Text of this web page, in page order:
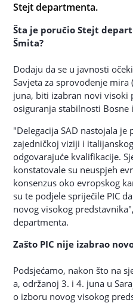
Stejt departmenta.
Šta je poručio Stejt
Šmita?
Dodaju da se u javnosti
Savjeta za sprovođenje mira
juna, biti izabran novi visoki
osiguranja stabilnosti Bosne
"Delegacija SAD nastojala je
zajedničkoj viziji i
odgovarajuće kvalifikacije.
konstatovale su neuspjeh
konsenzus oko evropskog
su te podjele spriječile PIC
novog visokog
departmenta.
Zašto PIC nije izabrao
Podsjećamo, nakon što na
a, održanoj 3. i 4. juna u
o izboru novog visokog